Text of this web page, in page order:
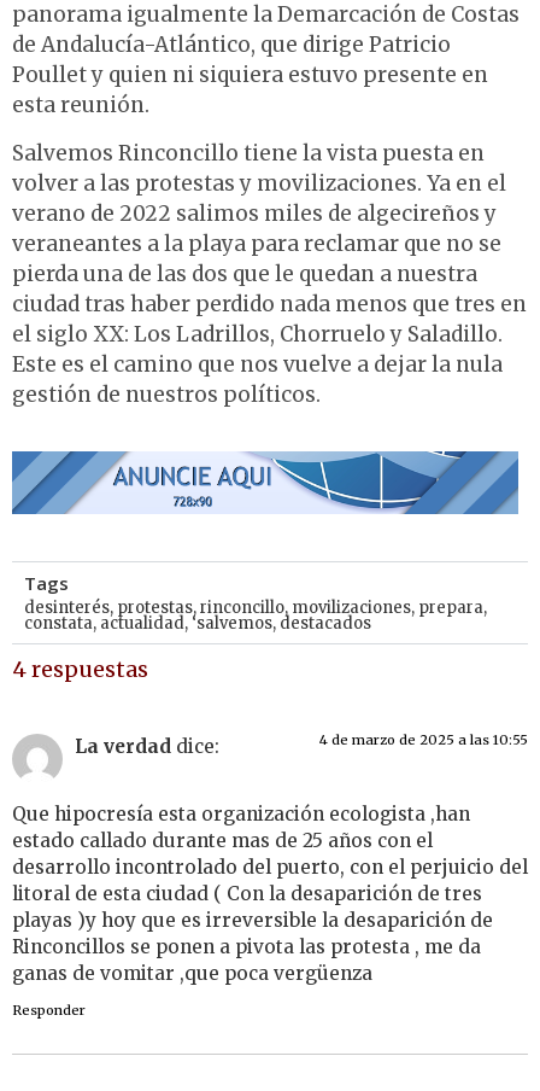
panorama igualmente la Demarcación de Costas
de Andalucía-Atlántico, que dirige Patricio
Poullet y quien ni siquiera estuvo presente en
esta reunión.
Salvemos Rinconcillo tiene la vista puesta en
volver a las protestas y movilizaciones. Ya en el
verano de 2022 salimos miles de algecireños y
veraneantes a la playa para reclamar que no se
pierda una de las dos que le quedan a nuestra
ciudad tras haber perdido nada menos que tres en
el siglo XX: Los Ladrillos, Chorruelo y Saladillo.
Este es el camino que nos vuelve a dejar la nula
gestión de nuestros políticos.
Tags
desinterés, protestas,rinconcillo, movilizaciones, prepara,
constata, actualidad, ‘salvemos, destacados
4 respuestas
La verdad dice: 4 de marzo de 2025 a las 10:55
Que hipocresía esta organización ecologista ,han
estado callado durante mas de 25 años con el
desarrollo incontrolado del puerto, con el perjuicio del
litoral de esta ciudad ( Con la desaparición de tres
playas )y hoy que es irreversible la desaparición de
Rinconcillos se ponen a pivota las protesta , me da
ganas de vomitar ,que poca vergüenza
Responder